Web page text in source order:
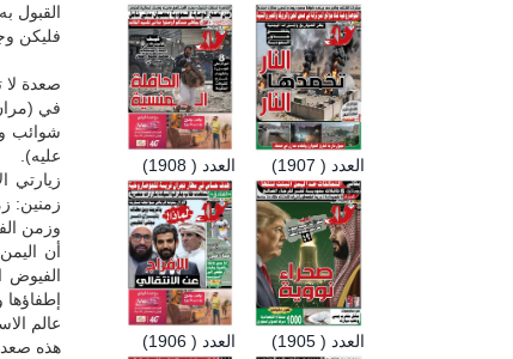
القبول
فليكن
صعدة لا
في
شوائب
عليه).
زمنين:
وزمن
أن
الفيوض
عالم
هذه
العدد ( 1908) العدد ( 1907)
العدد ( 1906) العدد ( 1905)